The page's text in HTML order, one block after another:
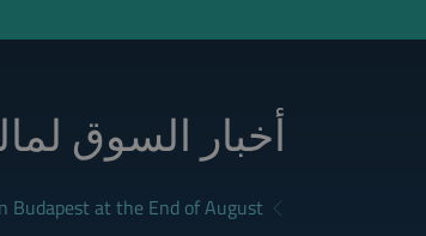
أخبار السوق
Budapest at the End of August